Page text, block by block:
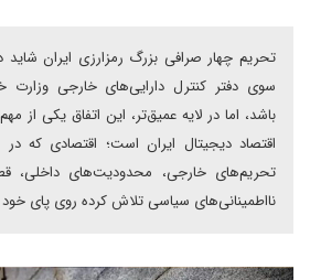
تحریم چهار صرافی بزرگ رمزارزی ایران شاید
باشد، اما در لایه عمیق‌تر، این اتفاق یکی از
اقتصاد دیجیتال ایران است؛ اقتصادی که
تحریم‌های خارجی، محدودیت‌های داخلی،
نااطمینانی‌های سیاسی تلاش کرده روی پای خود